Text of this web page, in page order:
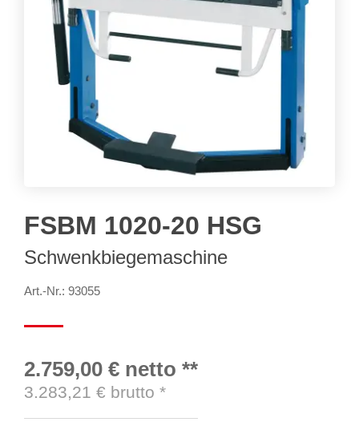
FSBM 1020-20 HSG
Schwenkbiegemaschine
Art.-Nr.: 93055
2.759,00 € netto **
3.283,21 € brutto *